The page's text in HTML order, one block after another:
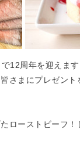
12周年を迎えます
さまにプレゼン
ローストビーフ！